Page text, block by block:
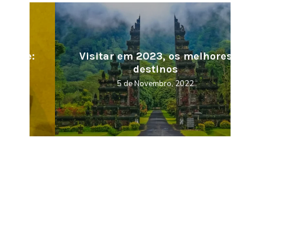
Visitar em 2023, os melhores
destinos
5 de Novembro, 2022